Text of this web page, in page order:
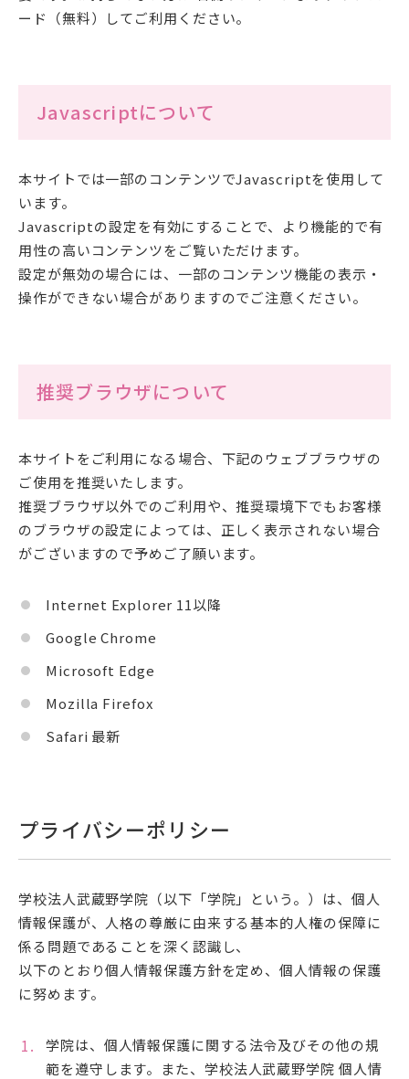
ード（無料）してご利用ください。
Javascriptについて
本サイトでは一部のコンテンツでJavascriptを使用して
います。
Javascriptの設定を有効にすることで、より機能的で有
用性の高いコンテンツをご覧いただけます。
設定が無効の場合には、一部のコンテンツ機能の表示・
操作ができない場合がありますのでご注意ください。
推奨ブラウザについて
本サイトをご利用になる場合、下記のウェブブラウザの
ご使用を推奨いたします。
推奨ブラウザ以外でのご利用や、推奨環境下でもお客様
のブラウザの設定によっては、正しく表示されない場合
がございますので予めご了願います。
Internet Explorer 11以降
Google Chrome
Microsoft Edge
Mozilla Firefox
Safari 最新
プライバシーポリシー
学校法人武蔵野学院（以下「学院」という。）は、個人
情報保護が、人格の尊厳に由来する基本的人権の保障に
係る問題であることを深く認識し、
以下のとおり個人情報保護方針を定め、個人情報の保護
に努めます。
学院は、個人情報保護に関する法令及びその他の規
範を遵守します。また、学校法人武蔵野学院 個人情